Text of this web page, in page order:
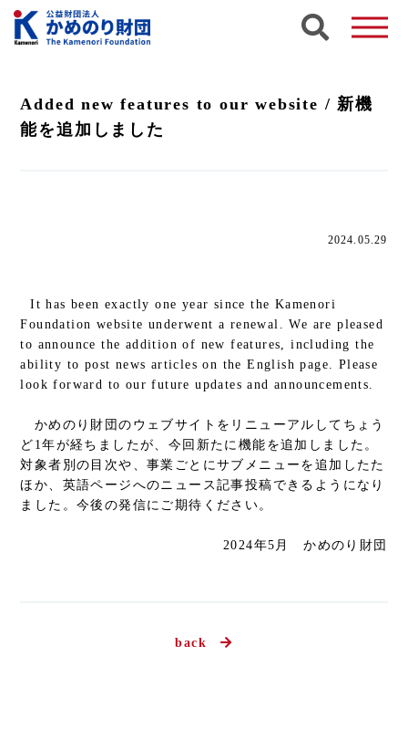
Added new features to our website / 新機
能を追加しました
2024.05.29
It has been exactly one year since the Kamenori
Foundation website underwent a renewal. We are pleased
to announce the addition of new features, including the
ability to post news articles on the English page. Please
look forward to our future updates and announcements.
かめのり財団のウェブサイトをリニューアルしてちょう
ど1年が経ちましたが、今回新たに機能を追加しました。
対象者別の目次や、事業ごとにサブメニューを追加したた
ほか、英語ページへのニュース記事投稿できるようになり
ました。今後の発信にご期待ください。
2024年5月 かめのり財団
back